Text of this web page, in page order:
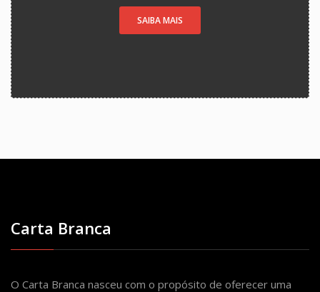
SAIBA MAIS
Carta Branca
O Carta Branca nasceu com o propósito de oferecer uma